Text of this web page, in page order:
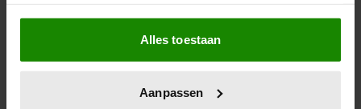
Als u het toestaat, willen we ook graag:
Informatie verzamelen over uw geografische
locatie, die tot een paar meter nauwkeurig kan zijn
scannen op specifieke eigenschappen (fingerprinting)
Alles toestaan
Aanpassen